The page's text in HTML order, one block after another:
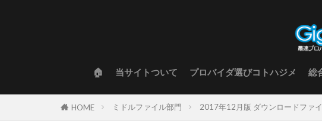
🏠 当サイトついて プロバイダ選びコトハジメ 総
HOME ミドルファイル部門 2017年12月版 ダウンロードファ